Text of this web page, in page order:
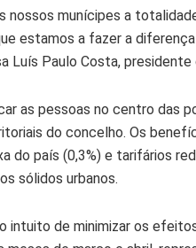
nossos munícipes a
estamos a fazer a
Luís Paulo Costa, presidente
as pessoas no centro das
do concelho. Os
do país (0,3%) e tarifários
sólidos urbanos.
intuito de minimizar os